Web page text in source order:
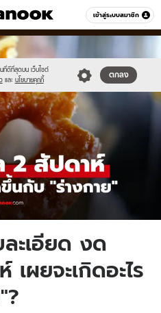
เข้าสู่ระบบสมาชิก
หมวดอื่นๆ
นที่ดีที่สุดบน เว็บไซต์
และ นโยบายคุกกี้
ตกลง
new-
ะเอียด งด
ผยจะเกิดอะไร